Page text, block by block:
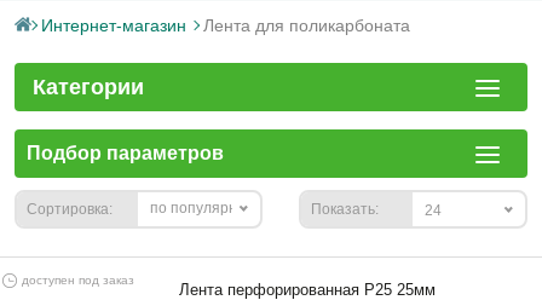
Интернет-магазин Лента для поликарбоната
Категории
Подбор параметров
Сортировка: по популярности Показать: 24
доступен под заказ
Лента перфорированная Р25 25мм